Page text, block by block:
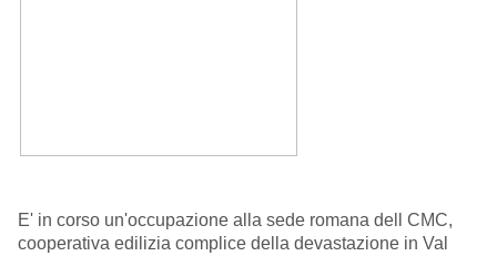
E' in corso un'occupazione alla sede romana dell CMC,
cooperativa edilizia complice della devastazione in Val